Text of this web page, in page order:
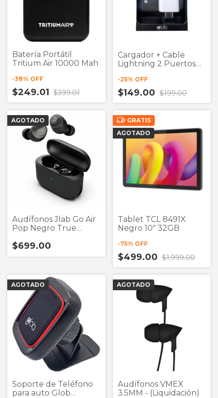
Batería Portátil
Tritium Air 10000 Mah
-38% OFF
$249.01 $399.01
Cargador + Cable
Lightning 2 Puertos
-25% OFF
$149.00 $199.00
AGOTADO
Audífonos Jlab Go Air
Pop Negro True
$699.00
GRATIS
AGOTADO
Tablet TCL 8491X
Negro 10" 32GB
-75% OFF
$499.00 $1,999.00
AGOTADO
Soporte de Teléfono
para auto Glob
AGOTADO
Audífonos VMEX
3.5MM - (Liquidación)